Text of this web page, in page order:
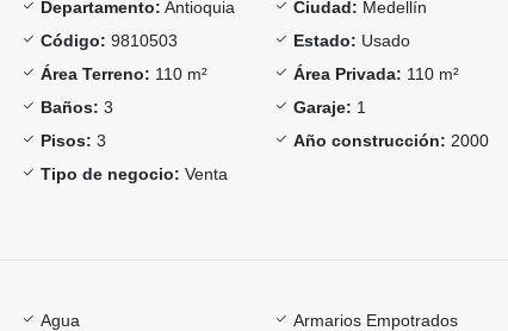
Departamento: Antioquia Ciudad: Medellín
Código: 9810503 Estado: Usado
Área Terreno: 110 m² Área Privada: 110 m²
Baños: 3 Garaje: 1
Pisos: 3 Año construcción: 2000
Tipo de negocio: Venta
Agua
Armarios Empotrados